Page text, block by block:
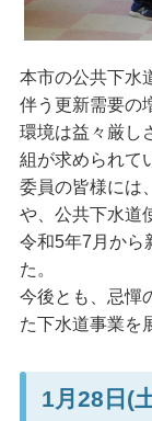
本市の公共下水
伴う更新需要の
環境は益々厳し
組が求められて
委員の皆様には
や、公共下水道
令和5年7月から
た。
今後とも、忌憚
た下水道事業を
1月28日(